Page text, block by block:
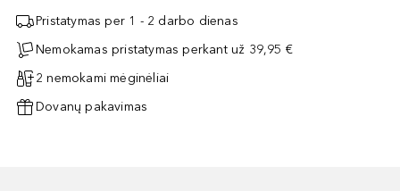
Pristatymas per 1 - 2 darbo dienas
Nemokamas pristatymas perkant už 39,95 €
2 nemokami mėginėliai
Dovanų pakavimas